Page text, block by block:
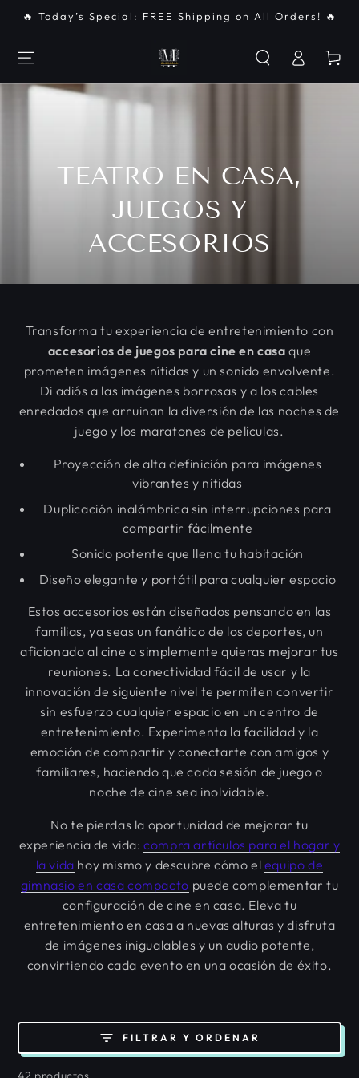
CONTENIDO
🔥 Today’s Special: FREE Shipping on All Orders! 🔥
sesión
Carrito
COLECCIÓN:
TEATRO EN CASA,
JUEGOS Y
ACCESORIOS
Transforma tu experiencia de entretenimiento con
accesorios de juegos para cine en casa que
prometen imágenes nítidas y un sonido envolvente.
Di adiós a las imágenes borrosas y a los cables
enredados que arruinan la diversión de las noches de
juego y los maratones de películas.
Proyección de alta definición para imágenes
vibrantes y nítidas
Duplicación inalámbrica sin interrupciones para
compartir fácilmente
Sonido potente que llena tu habitación
Diseño elegante y portátil para cualquier espacio
Estos accesorios están diseñados pensando en las
familias, ya seas un fanático de los deportes, un
aficionado al cine o simplemente quieras mejorar tus
reuniones. La conectividad fácil de usar y la
innovación de siguiente nivel te permiten convertir
sin esfuerzo cualquier espacio en un centro de
entretenimiento. Experimenta la facilidad y la
emoción de compartir y conectarte con amigos y
familiares, haciendo que cada sesión de juego o
noche de cine sea inolvidable.
No te pierdas la oportunidad de mejorar tu
experiencia de vida:compra artículos para el hogar y
la vida hoy mismo y descubre cómo el equipo de
gimnasio en casa compacto puede complementar tu
configuración de cine en casa. Eleva tu
entretenimiento en casa a nuevas alturas y disfruta
de imágenes inigualables y un audio potente,
convirtiendo cada evento en una ocasión de éxito.
FILTRAR Y ORDENAR